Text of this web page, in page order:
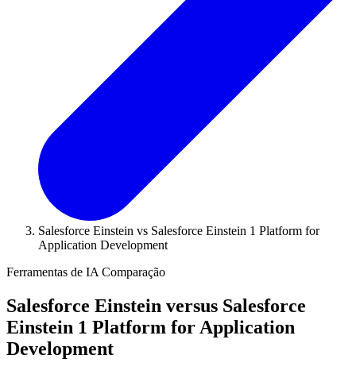
Salesforce Einstein vs Salesforce Einstein 1 Platform for
Application Development
Ferramentas de IA Comparação
Salesforce Einstein versus Salesforce
Einstein 1 Platform for Application
Development